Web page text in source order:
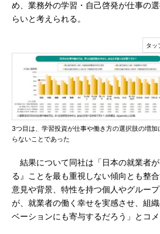
め、業務外の学習・自己啓発が仕事の
らいと考えられる。
3つ目は、学習投資が仕事や働き方の選択肢の増加
らないことであった
結果について同社は「日本の就業者
る』ことを最も重視しない傾向とも整
意見や背景、特性を持つ個人やグルー
が、就業者の働く幸せを実感させ、組
ベーションにも寄与するだろう」とコメ